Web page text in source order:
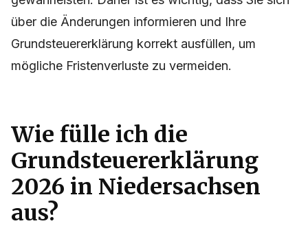
über die Änderungen informieren und Ihre
Grundsteuererklärung korrekt ausfüllen, um
mögliche Fristenverluste zu vermeiden.
Wie fülle ich die
Grundsteuererklärung
2026 in Niedersachsen
aus?